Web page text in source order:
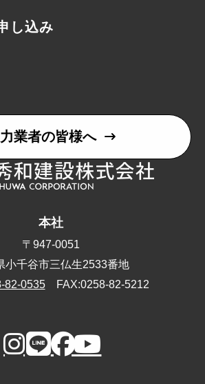
し込み
業者の皆様へ
本社
〒947-0051
小千谷市三仏生2533番地
82-0535FAX:0258-82-5212